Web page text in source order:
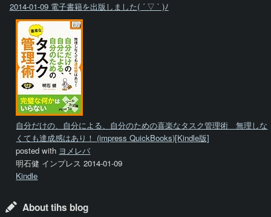
2014-01-09 電子書籍を出版しました( ´ ▽ ` )ﾉ
自分だけの、自分による、自分のための喜楽なタスク管理術 無理しな
くても達成感はあり！ (impress QuickBooks)[Kindle版]
posted with ヨメレバ
明石健 インプレス 2014-01-09
Kindle
About tihs blog